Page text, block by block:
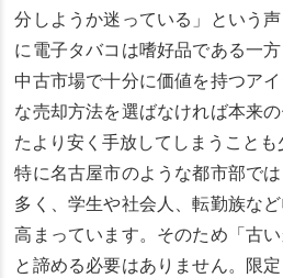
分しようか迷っている」という
に電子タバコは嗜好品である一
中古市場で十分に価値を持つア
な売却方法を選ばなければ本来
たより安く手放してしまうことも
特に名古屋市のような都市部で
多く、学生や社会人、転勤族な
高まっています。そのため「古
と諦める必要はありません。限